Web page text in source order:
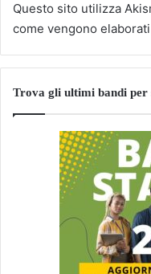
Questo sito utilizza
come vengono
Trova gli ultimi bandi per